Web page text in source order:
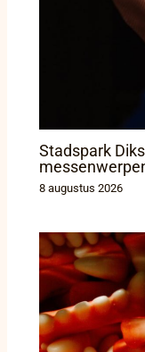
Stadspark
8 augustus 2026